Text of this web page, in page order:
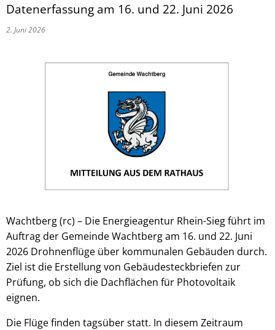
Datenerfassung am 16. und 22. Juni 2026
2. Juni 2026
Wachtberg (rc) – Die Energieagentur Rhein-Sieg führt im
Auftrag der Gemeinde Wachtberg am 16. und 22. Juni
2026 Drohnenflüge über kommunalen Gebäuden durch.
Ziel ist die Erstellung von Gebäudesteckbriefen zur
Prüfung, ob sich die Dachflächen für Photovoltaik
eignen.
Die Flüge finden tagsüber statt. In diesem Zeitraum